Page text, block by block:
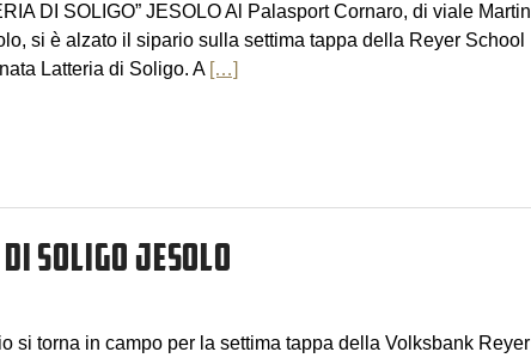
DI SOLIGO” JESOLO Al Palasport Cornaro, di viale Martin
si è alzato il sipario sulla settima tappa della Reyer School
Latteria di Soligo. A […]
SOLIGO JESOLO
si torna in campo per la settima tappa della Volksbank Reyer